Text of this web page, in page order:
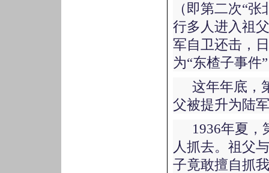
（即第二次“
行多人进入祖
军自卫还击，
为“东楂子事件
这年年底，
父被提升为陆
1936年夏，
人抓去。祖父
子竟敢擅自抓